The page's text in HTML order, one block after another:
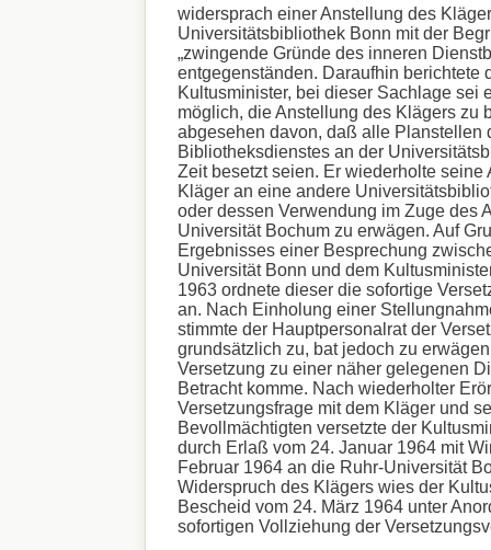
widersprach einer Anstellung des
Universitätsbibliothek Bonn mit der
„zwingende Gründe des inneren
entgegenständen. Daraufhin berichtete
Kultusminister, bei dieser Sachlage sei
möglich, die Anstellung des Klägers zu
abgesehen davon, daß alle Planstellen
Bibliotheksdienstes an der
Zeit besetzt seien. Er wiederholte seine
Kläger an eine andere
oder dessen Verwendung im Zuge des
Universität Bochum zu erwägen. Auf
Ergebnisses einer Besprechung
Universität Bonn und dem
1963 ordnete dieser die sofortige
an. Nach Einholung einer
stimmte der Hauptpersonalrat der
grundsätzlich zu, bat jedoch zu
Versetzung zu einer näher gelegenen
Betracht komme. Nach wiederholter
Versetzungsfrage mit dem Kläger und
Bevollmächtigten versetzte der
durch Erlaß vom 24. Januar 1964 mit
Februar 1964 an die Ruhr-Universität
Widerspruch des Klägers wies der
Bescheid vom 24. März 1964 unter
sofortigen Vollziehung der